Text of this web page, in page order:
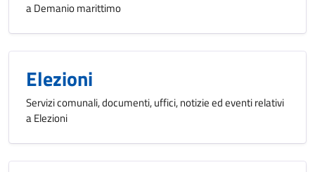
a Demanio marittimo
Elezioni
Servizi comunali, documenti, uffici, notizie ed eventi relativi
a Elezioni